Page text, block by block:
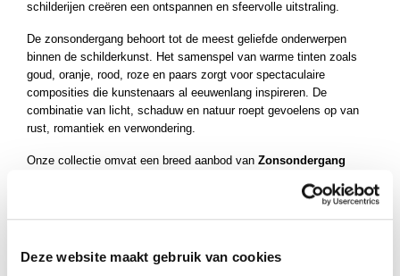
Deze website maakt gebruik van cookies
schilderijen creëren een ontspannen en sfeervolle uitstraling.
De zonsondergang behoort tot de meest geliefde onderwerpen
binnen de schilderkunst. Het samenspel van warme tinten zoals
goud, oranje, rood, roze en paars zorgt voor spectaculaire
composities die kunstenaars al eeuwenlang inspireren. De
combinatie van licht, schaduw en natuur roept gevoelens op van
rust, romantiek en verwondering.
Onze collectie omvat een breed aanbod van Zonsondergang
natuurtaferelen, impressionistische landschappen, moderne
skylinecomposities. Hierdoor vindt u altijd een schilderij dat perfect
aansluit bij uw interieur en persoonlijke smaak.